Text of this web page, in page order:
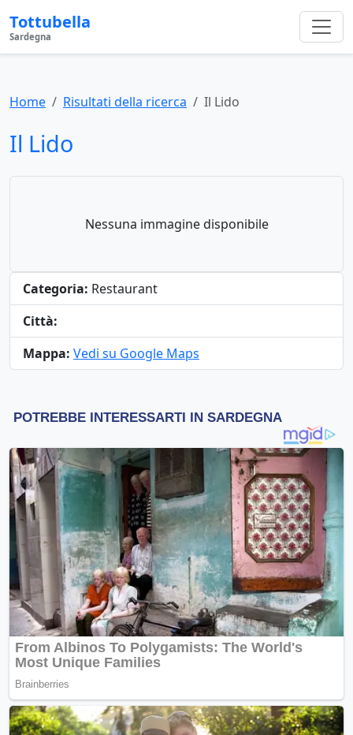
Tottubella
Sardegna
Home Risultati della ricerca Il Lido
Il Lido
Nessuna immagine disponibile
Categoria: Restaurant
Città:
Mappa: Vedi su Google Maps